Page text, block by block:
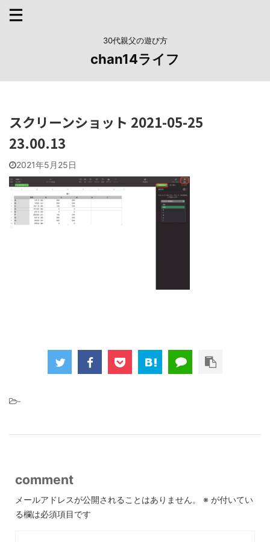
30代親父の遊び方
chan14ライフ
スクリーンショット 2021-05-25
23.00.13
2021年5月25日
-
comment
メールアドレスが公開されることはありません。 ※ が付いてい
る欄は必須項目です